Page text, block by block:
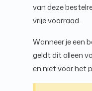
van deze
vrije voorraad.
Wanneer je een
geldt dit alleen
en niet voor het